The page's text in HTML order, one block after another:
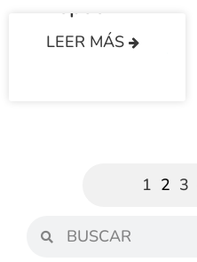
SECUNDARIA
Espot
LEER MÁS
1 2 3